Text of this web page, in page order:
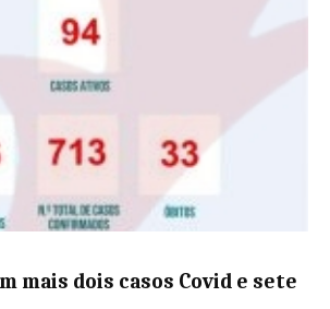
mais dois casos Covid e sete